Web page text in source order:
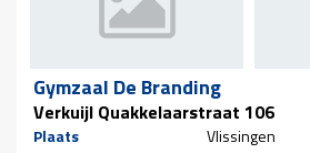
Gymzaal De Branding
Verkuijl Quakkelaarstraat 106
Plaats
Vlissingen